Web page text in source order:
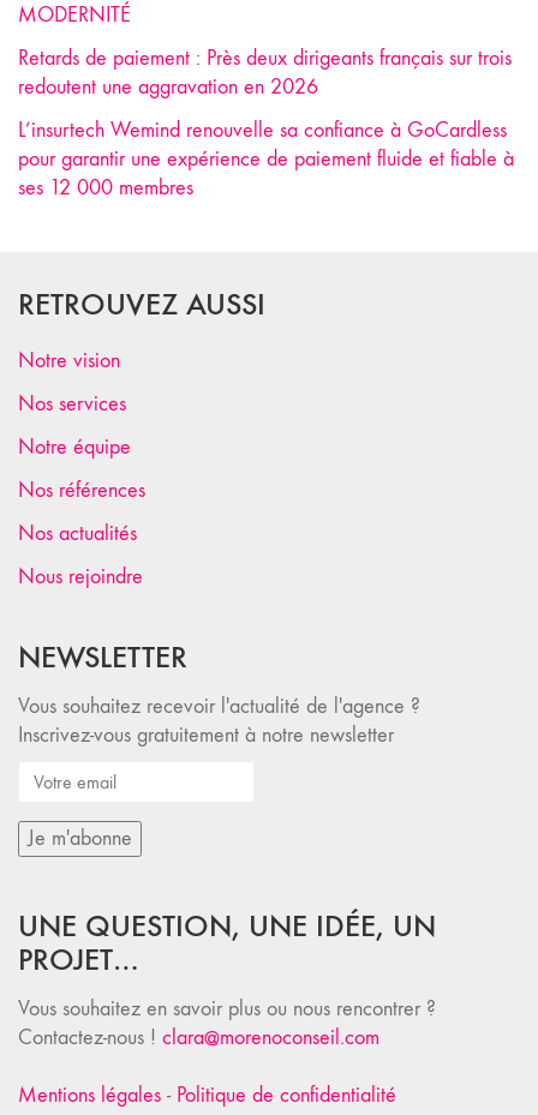
MODERNITÉ
Retards de paiement : Près deux dirigeants français sur trois
redoutent une aggravation en 2026
L’insurtech Wemind renouvelle sa confiance à GoCardless
pour garantir une expérience de paiement fluide et fiable à
ses 12 000 membres
RETROUVEZ AUSSI
Notre vision
Nos services
Notre équipe
Nos références
Nos actualités
Nous rejoindre
NEWSLETTER
Vous souhaitez recevoir l'actualité de l'agence ?
Inscrivez-vous gratuitement à notre newsletter
UNE QUESTION, UNE IDÉE, UN
PROJET…
Vous souhaitez en savoir plus ou nous rencontrer ?
Contactez-nous ! clara@morenoconseil.com
Mentions légales - Politique de confidentialité